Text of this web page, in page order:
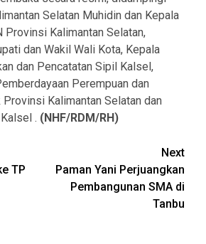
Selatan Muhidin dan Kepala
Provinsi Kalimantan Selatan,
dan Wakil Wali Kota, Kepala
dan Pencatatan Sipil Kalsel,
Perempuan dan
Provinsi Kalimantan Selatan dan
. (NHF/RDM/RH)
TP
Next
Paman Yani Perjuangkan
Pembangunan SMA di
Tanbu